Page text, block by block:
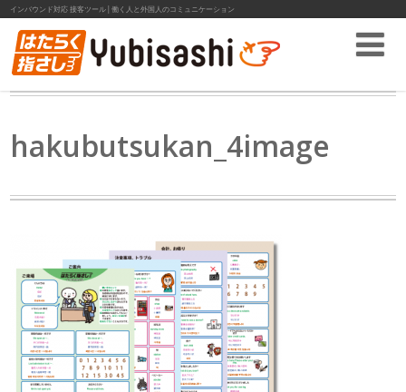
インバウンド対応 接客ツール│働く人と外国人のコミュニケーション
hakubutsukan_4image